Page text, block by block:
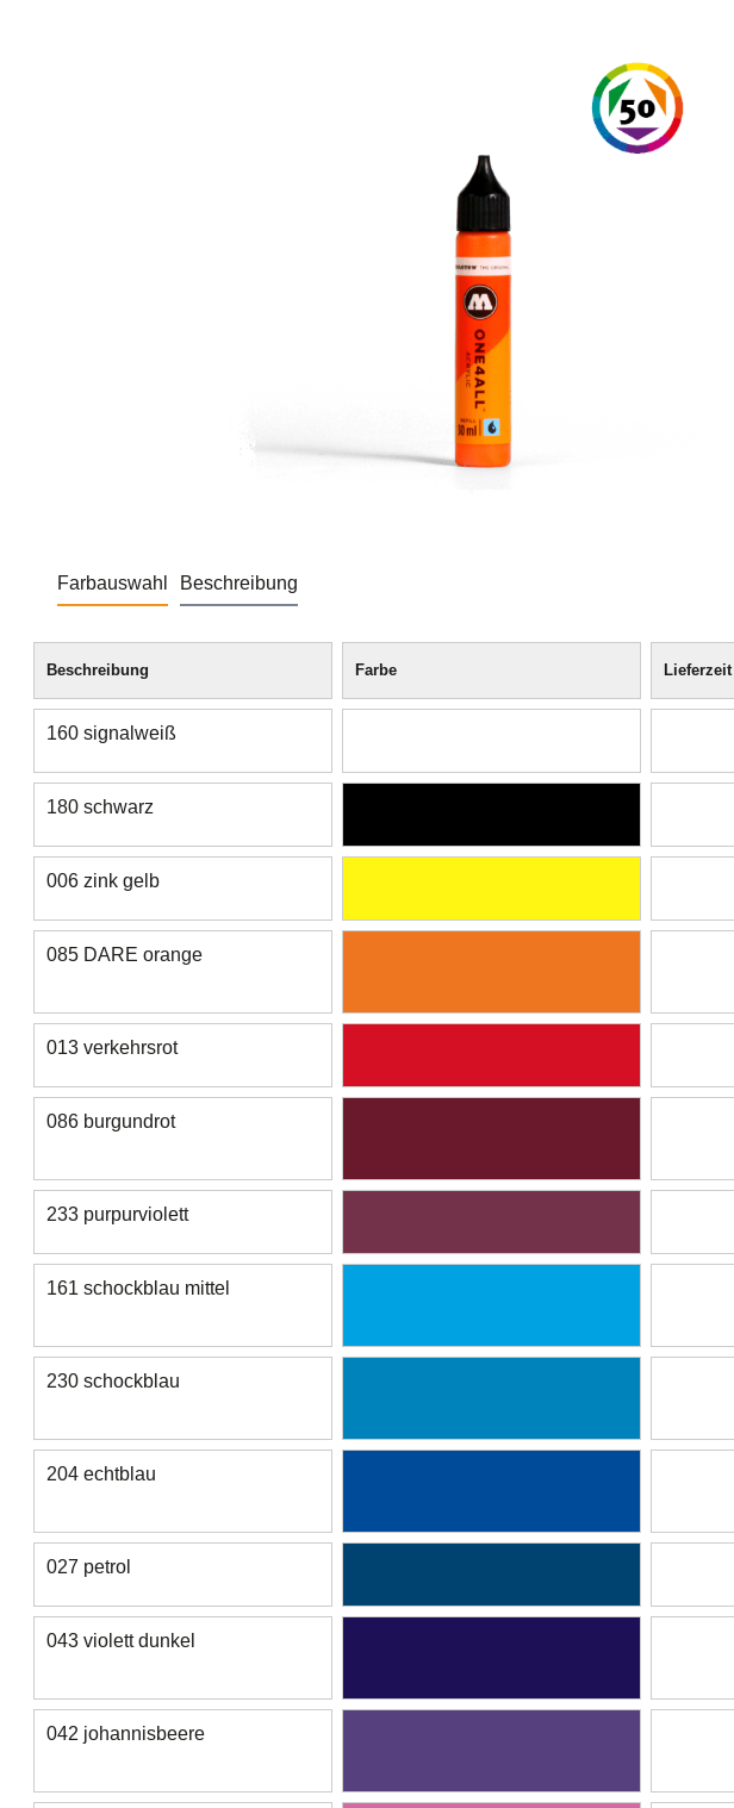
Farbauswahl Beschreibung
Beschreibung Farbe Lieferzeit
160 signalweiß
180 schwarz
006 zink gelb
085 DARE orange
013 verkehrsrot
086 burgundrot
233 purpurviolett
161 schockblau mittel
230 schockblau
204 echtblau
027 petrol
043 violett dunkel
042 johannisbeere